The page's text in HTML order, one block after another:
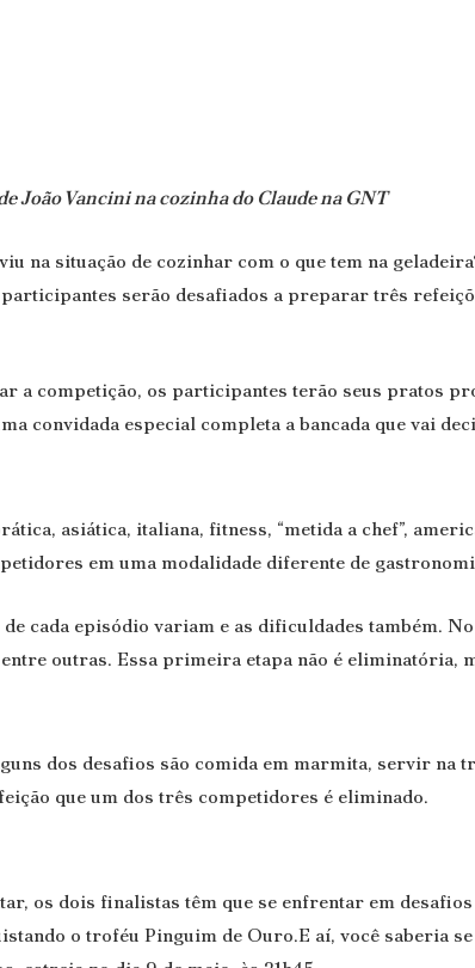
João Vancini na cozinha do Claude na GNT
na situação de cozinhar com o que tem na
serão desafiados a preparar três
a competição, os participantes terão seus pratos
convidada especial completa a bancada que vai
asiática, italiana, fitness, “metida a chef”,
em uma modalidade diferente de
cada episódio variam e as dificuldades também.
outras. Essa primeira etapa não é eliminatória,
dos desafios são comida em marmita, servir na
que um dos três competidores é eliminado.
os dois finalistas têm que se enfrentar em
o troféu Pinguim de Ouro.E aí, você saberia